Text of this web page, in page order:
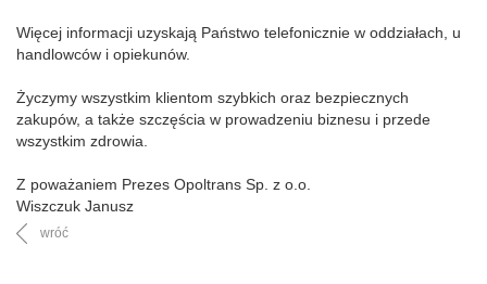
Więcej informacji uzyskają Państwo telefonicznie w oddziałach, u
handlowców i opiekunów.
Życzymy wszystkim klientom szybkich oraz bezpiecznych
zakupów, a także szczęścia w prowadzeniu biznesu i przede
wszystkim zdrowia.
Z poważaniem Prezes Opoltrans Sp. z o.o.
Wiszczuk Janusz
wróć